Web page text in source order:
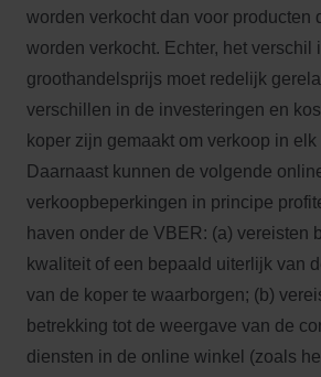
worden verkocht dan voor producten
worden verkocht. Echter, het verschil
groothandelsprijs moet redelijk
verschillen in de investeringen en
koper zijn gemaakt om verkoop in
Daarnaast kunnen de volgende
verkoopbeperkingen in principe
haven onder de VBER: (a) vereisten
kwaliteit of een bepaald uiterlijk van
van de koper te waarborgen; (b)
betrekking tot de weergave van de
diensten in de online winkel (zoals